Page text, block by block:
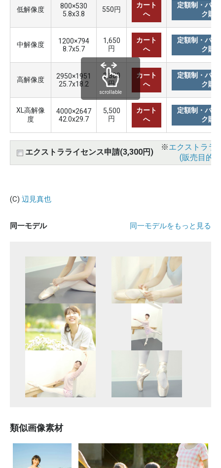
低解像度
800×530
5.8x3.8
550円
カート
へ
定額制・バリ
ク購
中解像度
1200×794
8.7x5.7
1,650
円
カート
へ
定額制・バリ
ク購
高解像度
2950×1951
25.7x18.2
3,300
円
カート
へ
定額制・バリ
ク購
XL高解像
度
4000×2647
42.0x29.7
5,500
円
カート
へ
定額制・バリ
ク購
エクストラライセンス申請(3,300円)
※エクストララ
(販売目的
scrollable
(C) 辺見真也
同一モデル 同一モデルをもっと見る
類似画像素材